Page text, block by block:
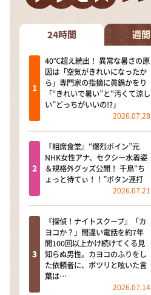
24時間 週間
40℃超え続出！ 異常な暑さの原
因は「空気がきれいになったか
ら」専門家の指摘に眞鍋かをり
「“きれいで暑い”と“汚くて涼し
い”どっちがいいの!?」
2026.07.28
『相席食堂』“爆烈ボイン”元
NHK女性アナ、セクシー水着姿
＆規格外グッズ公開！ 千鳥“ち
ょっと待てぃ！！”ボタン連打
2026.07.21
『探偵！ナイトスクープ』「カ
ヨコか？」間違い電話を約7年
間100回以上かけ続けてくる見
知らぬ男性。カヨコのふりをし
た依頼者に、ポツリと呟いた言
葉は…
2026.07.14